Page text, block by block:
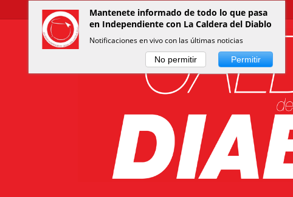
Mantenete informado de todo lo que pasa
en Independiente con La Caldera del Diablo
Notificaciones en vivo con las últimas noticias
No permitir Permitir